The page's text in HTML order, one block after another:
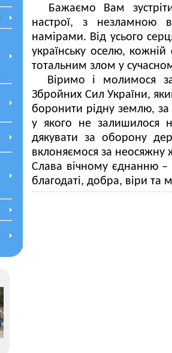
Бажаємо Вам
настрої, з незламною
намірами. Від усього
українську оселю,
тотальним злом у
Віримо і молимося за
Збройних Сил України,
боронити рідну землю, за
у якого не залишилося
дякувати за оборону
вклоняємося за неосяжну
Слава вічному єднанню –
благодаті, добра, віри та